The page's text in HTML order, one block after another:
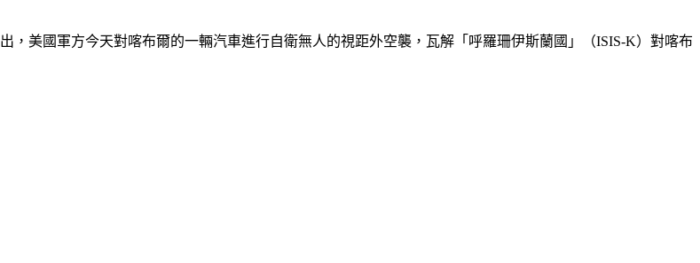
，美國軍方今天對喀布爾的一輛汽車進行自衛無人的視距外空襲，瓦解「呼羅珊伊斯蘭國」（ISIS-K）對喀布